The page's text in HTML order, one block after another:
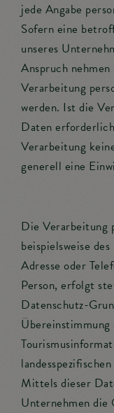
jede Angabe
Sofern eine
unseres
Anspruch
Verarbeitung
werden. Ist die
Daten
Verarbeitung
generell eine
Die Verarbeitung
beispielsweise
Adresse oder
Person, erfolgt
Datenschutz-
Mittels dieser
Unternehmen